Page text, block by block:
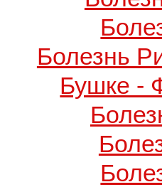
Болезнь
Бушке -